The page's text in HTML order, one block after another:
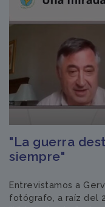
"La guerra
siempre"
Entrevistamos a
fotógrafo, a raíz del